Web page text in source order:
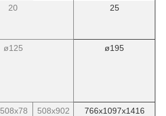
20 25
ø125 ø195
508х78
508х902
766х1097х1416